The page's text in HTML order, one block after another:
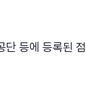
등에 등록된